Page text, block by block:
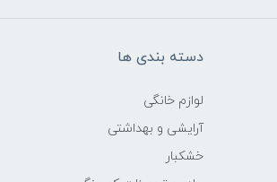
دسته بندی ها
لوازم خانگی
آرایشی و بهداشتی
خشکبار